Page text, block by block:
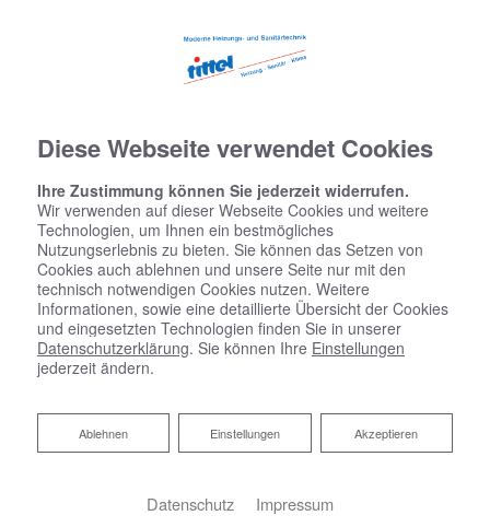
Diese Webseite verwendet Cookies
Ihre Zustimmung können Sie jederzeit widerrufen.
Wir verwenden auf dieser Webseite Cookies und weitere
Technologien, um Ihnen ein bestmögliches
Nutzungserlebnis zu bieten. Sie können das Setzen von
Cookies auch ablehnen und unsere Seite nur mit den
technisch notwendigen Cookies nutzen. Weitere
Informationen, sowie eine detaillierte Übersicht der Cookies
und eingesetzten Technologien finden Sie in unserer
Datenschutzerklärung. Sie können Ihre Einstellungen
jederzeit ändern.
Akzeptieren
Einstellungen
Ablehnen
Ablehnen
Datenschutz Impressum